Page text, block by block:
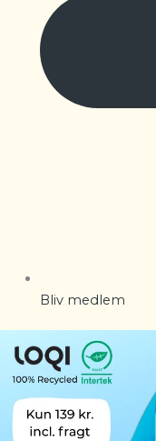
Bliv medlem